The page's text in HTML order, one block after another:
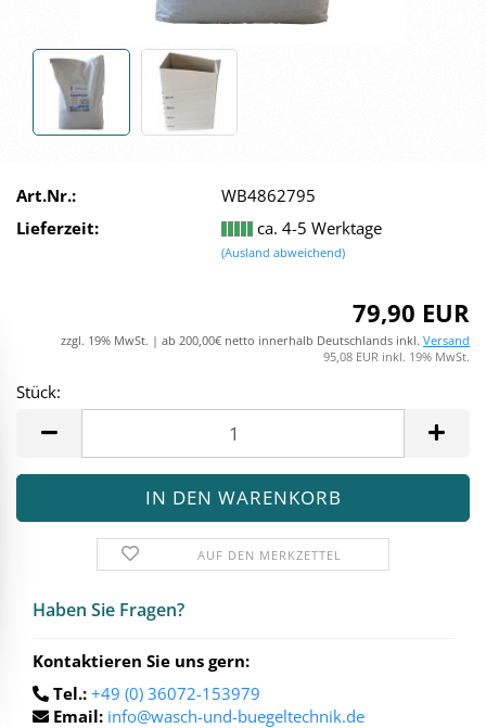
Art.Nr.:
WB4862795
Lieferzeit:
ca. 4-5 Werktage
(Ausland abweichend)
79,90 EUR
zzgl. 19% MwSt. | ab 200,00€ netto innerhalb Deutschlands inkl. Versand
95,08 EUR inkl. 19% MwSt.
Stück:
AUF DEN MERKZETTEL
Haben Sie Fra­gen?
Kontaktieren Sie uns gern:
Tel.: +49 (0) 36072-153979
Email: info@wasch-und-buegeltechnik.de